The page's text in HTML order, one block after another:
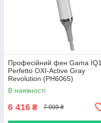
Професійний фен Gama IQ1
Perfetto OXI-Active Gray
Revolution (PH6065)
В наявності
6 416 ₴ 7 999 ₴